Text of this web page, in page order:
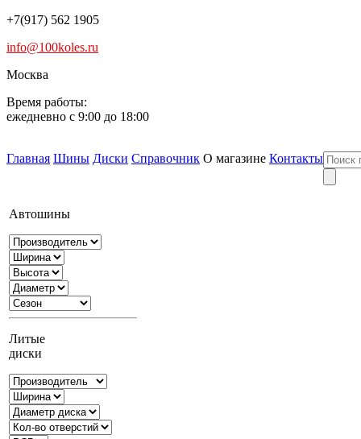
+7(917) 562 1905
info@100koles.ru
Москва
Время работы:
ежедневно с 9:00 до 18:00
Главная Шины Диски Справочник О магазине Контакты
Автошины
Литые
диски